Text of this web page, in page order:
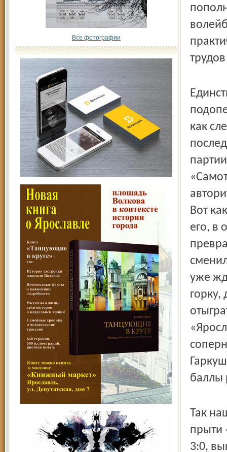
Все фотографии
как
Вот
его, в
уже
горку,
баллы
Так
прыти
3:0,